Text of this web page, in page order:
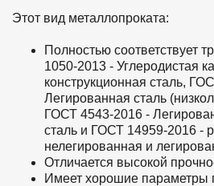
Этот вид металлопроката:
Полностью соответствует
1050-2013 - Углеродистая
конструкционная сталь,
Легированная сталь
ГОСТ 4543-2016 -
сталь и ГОСТ 14959-2016 -
нелегированная и
Отличается высокой
Имеет хорошие параметры